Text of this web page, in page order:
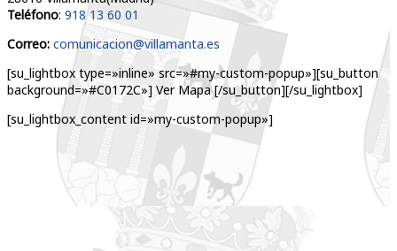
Teléfono: 918 13 60 01
Correo: comunicacion@villamanta.es
[su_lightbox type=»inline» src=»#my-custom-popup»][su_button
background=»#C0172C»] Ver Mapa [/su_button][/su_lightbox]
[su_lightbox_content id=»my-custom-popup»]